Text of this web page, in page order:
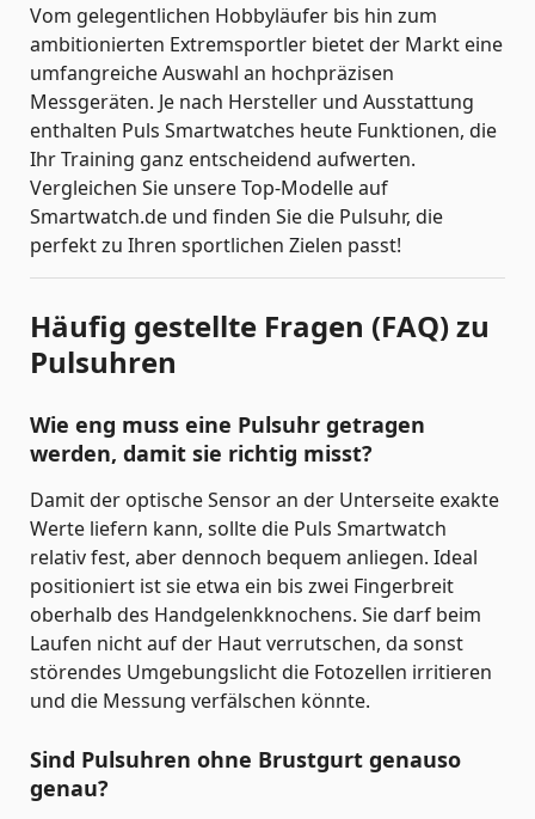
Vom gelegentlichen Hobbyläufer bis hin zum
ambitionierten Extremsportler bietet der Markt eine
umfangreiche Auswahl an hochpräzisen
Messgeräten. Je nach Hersteller und Ausstattung
enthalten Puls Smartwatches heute Funktionen, die
Ihr Training ganz entscheidend aufwerten.
Vergleichen Sie unsere Top-Modelle auf
Smartwatch.de und finden Sie die Pulsuhr, die
perfekt zu Ihren sportlichen Zielen passt!
Häufig gestellte Fragen (FAQ) zu
Pulsuhren
Wie eng muss eine Pulsuhr getragen
werden, damit sie richtig misst?
Damit der optische Sensor an der Unterseite exakte
Werte liefern kann, sollte die Puls Smartwatch
relativ fest, aber dennoch bequem anliegen. Ideal
positioniert ist sie etwa ein bis zwei Fingerbreit
oberhalb des Handgelenkknochens. Sie darf beim
Laufen nicht auf der Haut verrutschen, da sonst
störendes Umgebungslicht die Fotozellen irritieren
und die Messung verfälschen könnte.
Sind Pulsuhren ohne Brustgurt genauso
genau?